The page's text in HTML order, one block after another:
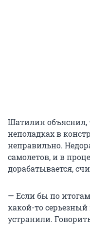
Шатилин объяснил,
неполадках в
неправильно.
самолетов, и в
дорабатывается,
— Если бы по
какой-то серьезный
устранили.